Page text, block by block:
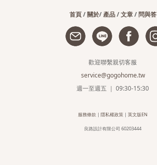
首頁/關於/產品/文章/問與答
歡迎聯繫親切客服
service@gogohome.tw
週一至週五 ｜ 09:30-15:30
服務條款 | 隱私權政策 | 英文版EN
良路設計有限公司 60203444